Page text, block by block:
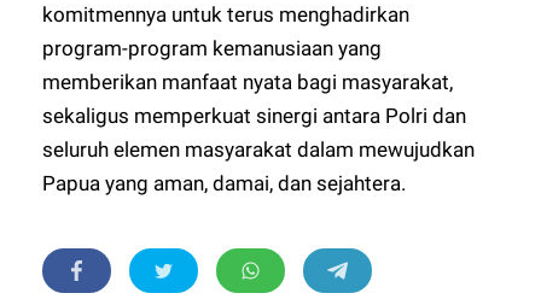
komitmennya untuk terus menghadirkan
program-program kemanusiaan yang
memberikan manfaat nyata bagi masyarakat,
sekaligus memperkuat sinergi antara Polri dan
seluruh elemen masyarakat dalam mewujudkan
Papua yang aman, damai, dan sejahtera.